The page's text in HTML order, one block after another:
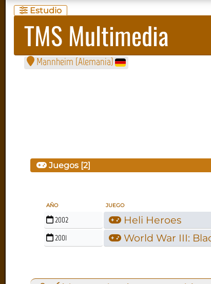
Estudio
TMS Multimedia
Mannheim (Alemania)
Juegos [2]
AÑO JUEGO
2002 Heli Heroes
2001 World War III: